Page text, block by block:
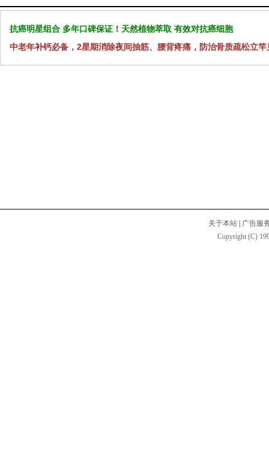
抗癌明星组合 多年口碑保证！天然植物萃取 有效对抗癌细胞
中老年补钙必备，2星期消除夜间抽筋、腰背疼痛，防治骨质疏松立竿
关于本站
广告服
Copyright (C)